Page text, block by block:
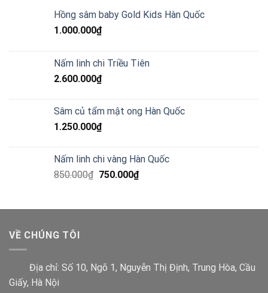
Hồng sâm baby Gold Kids Hàn Quốc
1.000.000₫
Nấm linh chi Triều Tiên
2.600.000₫
Sâm củ tẩm mật ong Hàn Quốc
1.250.000₫
Nấm linh chi vàng Hàn Quốc
850.000₫ 750.000₫
VỀ CHÚNG TÔI
Địa chỉ: Số 10, Ngõ 1, Nguyễn Thị Định, Trung Hòa, Cầu
Giấy, Hà Nội